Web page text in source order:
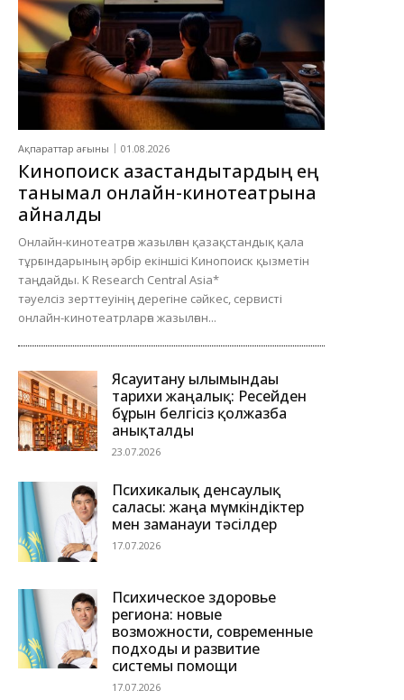
Ақпараттар ағыны 01.08.2026
Кинопоиск қазақстандықтардың ең
танымал онлайн-кинотеатрына
айналды
Онлайн-кинотеатрға жазылған қазақстандық қала
тұрғындарының әрбір екіншісі Кинопоиск қызметін
таңдайды. K Research Central Asia*
тәуелсіз зерттеуінің дерегіне сәйкес, сервисті
онлайн-кинотеатрларға жазылған...
Ясауитану ғылымындағы
тарихи жаңалық: Ресейден
бұрын белгісіз қолжазба
анықталды
23.07.2026
Психикалық денсаулық
саласы: жаңа мүмкіндіктер
мен заманауи тәсілдер
17.07.2026
Психическое здоровье
региона: новые
возможности, современные
подходы и развитие
системы помощи
17.07.2026